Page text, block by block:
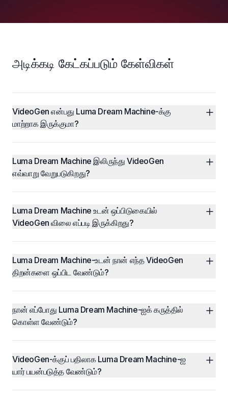
அடிக்கடி கேட்கப்படும் கேள்விகள்
VideoGen என்பது Luma Dream Machine-க்கு
மாற்றாக இருக்குமா?
Luma Dream Machine இலிருந்து VideoGen
எவ்வாறு வேறுபடுகிறது?
Luma Dream Machine உடன் ஒப்பிடுகையில்
VideoGen விலை எப்படி இருக்கிறது?
Luma Dream Machine-உடன் நான் எந்த VideoGen
திறன்களை ஒப்பிட வேண்டும்?
நான் எப்போது Luma Dream Machine-ஐக் கருத்தில்
கொள்ள வேண்டும்?
VideoGen-க்குப் பதிலாக Luma Dream Machine-ஐ
யார் பயன்படுத்த வேண்டும்?